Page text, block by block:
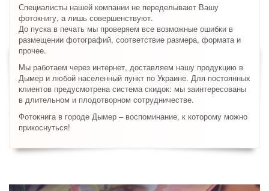
Специалисты нашей компании не переделывают Вашу
фотокнигу, а лишь совершенствуют.
До пуска в печать мы проверяем все возможные ошибки в
размещении фотографий, соответствие размера, формата и
прочее.
Мы работаем через интернет, доставляем нашу продукцию в
Дымер и любой населенный пункт по Украине. Для постоянных
клиентов предусмотрена система скидок: мы заинтересованы
в длительном и плодотворном сотрудничестве.
Фотокнига в городе Дымер – воспоминание, к которому можно
прикоснуться!